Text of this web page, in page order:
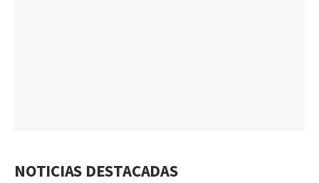
NOTICIAS DESTACADAS